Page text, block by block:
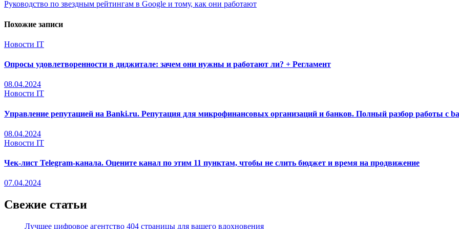
по
записям
Руководство по звездным рейтингам в Google и тому, как они работают
Похожие записи
Новости IT
Опросы удовлетворенности в диджитале: зачем они нужны и работают ли? + Регламент
08.04.2024
Новости IT
Управление репутацией на Banki.ru. Репутация для микрофинансовых организаций и банков. Полный разбор работы с
08.04.2024
Новости IT
Чек-лист Telegram-канала. Оцените канал по этим 11 пунктам, чтобы не слить бюджет и время на продвижение
07.04.2024
Свежие статьи
Лучшее цифровое агентство 404 страницы для вашего вдохновения